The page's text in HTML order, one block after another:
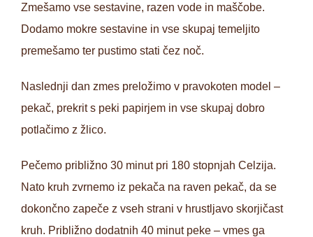
Zmešamo vse sestavine, razen vode in maščobe.
Dodamo mokre sestavine in vse skupaj temeljito
premešamo ter pustimo stati čez noč.
Naslednji dan zmes preložimo v pravokoten model –
pekač, prekrit s peki papirjem in vse skupaj dobro
potlačimo z žlico.
Pečemo približno 30 minut pri 180 stopnjah Celzija.
Nato kruh zvrnemo iz pekača na raven pekač, da se
dokončno zapeče z vseh strani v hrustljavo skorjičast
kruh. Približno dodatnih 40 minut peke – vmes ga